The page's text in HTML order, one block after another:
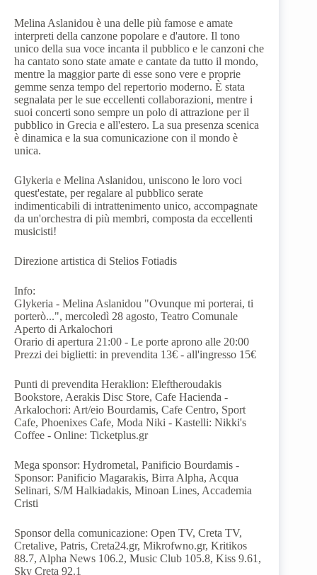
Melina Aslanidou è una delle più famose e amate
interpreti della canzone popolare e d'autore. Il tono
unico della sua voce incanta il pubblico e le canzoni che
ha cantato sono state amate e cantate da tutto il mondo,
mentre la maggior parte di esse sono vere e proprie
gemme senza tempo del repertorio moderno. È stata
segnalata per le sue eccellenti collaborazioni, mentre i
suoi concerti sono sempre un polo di attrazione per il
pubblico in Grecia e all'estero. La sua presenza scenica
è dinamica e la sua comunicazione con il mondo è
unica.
Glykeria e Melina Aslanidou, uniscono le loro voci
quest'estate, per regalare al pubblico serate
indimenticabili di intrattenimento unico, accompagnate
da un'orchestra di più membri, composta da eccellenti
musicisti!
Direzione artistica di Stelios Fotiadis
Info:
Glykeria - Melina Aslanidou "Ovunque mi porterai, ti
porterò...", mercoledì 28 agosto, Teatro Comunale
Aperto di Arkalochori
Orario di apertura 21:00 - Le porte aprono alle 20:00
Prezzi dei biglietti: in prevendita 13€ - all'ingresso 15€
Punti di prevendita Heraklion: Eleftheroudakis
Bookstore, Aerakis Disc Store, Cafe Hacienda -
Arkalochori: Art/eio Bourdamis, Cafe Centro, Sport
Cafe, Phoenixes Cafe, Moda Niki - Kastelli: Nikki's
Coffee - Online: Ticketplus.gr
Mega sponsor: Hydrometal, Panificio Bourdamis -
Sponsor: Panificio Magarakis, Birra Alpha, Acqua
Selinari, S/M Halkiadakis, Minoan Lines, Accademia
Cristi
Sponsor della comunicazione: Open TV, Creta TV,
Cretalive, Patris, Creta24.gr, Mikrofwno.gr, Kritikos
88.7, Alpha News 106.2, Music Club 105.8, Kiss 9.61,
Sky Creta 92.1